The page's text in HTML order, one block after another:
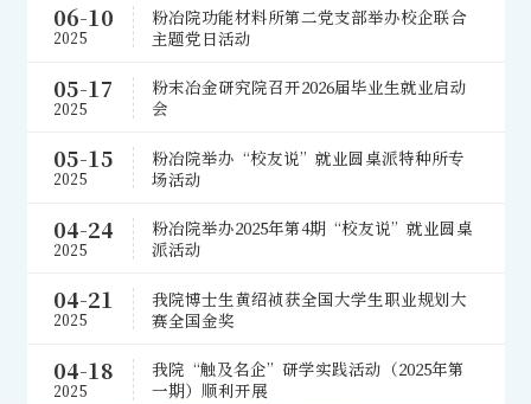
06-10
2025
粉冶院功能材料所第二党支部举办校企联合
主题党日活动
05-17
2025
粉末冶金研究院召开2026届毕业生就业启动
会
05-15
2025
粉冶院举办“校友说”就业圆桌派特种所专
场活动
04-24
2025
粉冶院举办2025年第4期“校友说”就业圆桌
派活动
04-21
2025
我院博士生黄绍祯获全国大学生职业规划大
赛全国金奖
04-18
2025
我院“触及名企”研学实践活动（2025年第
一期）顺利开展